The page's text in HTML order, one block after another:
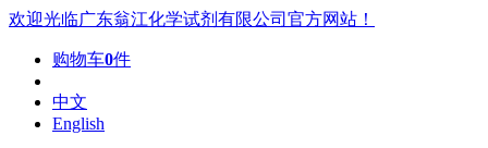
欢迎光临广东翁江化学试剂有限公司官方网站！
购物车0件
中文
English